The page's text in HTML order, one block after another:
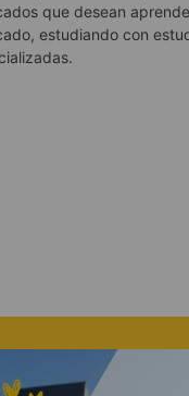
que desean
estudiando con